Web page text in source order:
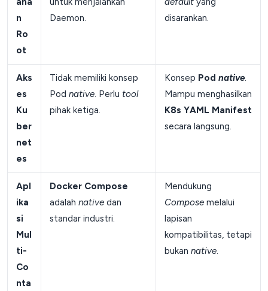
n
Ro
ot
Daemon.
disarankan.
Aks
es
Ku
ber
net
es
Tidak memiliki konsep
Pod native. Perlu tool
pihak ketiga.
Konsep Pod native.
Mampu menghasilkan
K8s YAML Manifest
secara langsung.
Apl
ika
si
Mul
ti-
Co
nta
Docker Compose
adalah nativedan
standar industri.
Mendukung
Composemelalui
lapisan
kompatibilitas, tetapi
bukan native.